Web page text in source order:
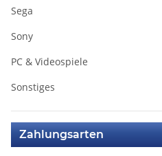
Sega
Sony
PC & Videospiele
Sonstiges
Zahlungsarten